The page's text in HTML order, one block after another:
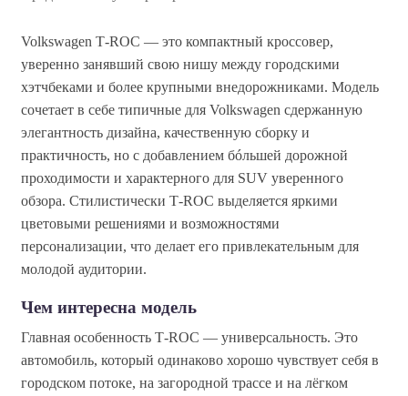
Volkswagen T‑ROC — это компактный кроссовер,
уверенно занявший свою нишу между городскими
хэтчбеками и более крупными внедорожниками. Модель
сочетает в себе типичные для Volkswagen сдержанную
элегантность дизайна, качественную сборку и
практичность, но с добавлением бóльшей дорожной
проходимости и характерного для SUV уверенного
обзора. Стилистически T‑ROC выделяется яркими
цветовыми решениями и возможностями
персонализации, что делает его привлекательным для
молодой аудитории.
Чем интересна модель
Главная особенность T‑ROC — универсальность. Это
автомобиль, который одинаково хорошо чувствует себя в
городском потоке, на загородной трассе и на лёгком